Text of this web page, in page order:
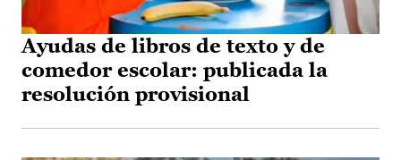
Ayudas de libros de texto y de
comedor escolar: publicada la
resolución provisional